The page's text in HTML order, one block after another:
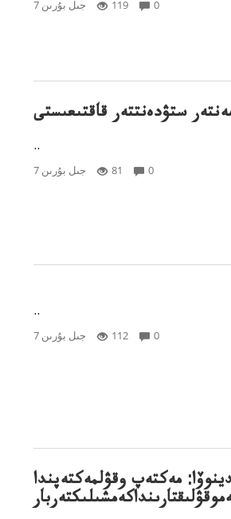
7 جىل بۇرىن 119 0
ستۋدەنتتەر قاقتىعىستى
..
7 جىل بۇرىن 81 0
..
7 جىل بۇرىن 112 0
مەكتەپ وقۋلمەكتەپندا